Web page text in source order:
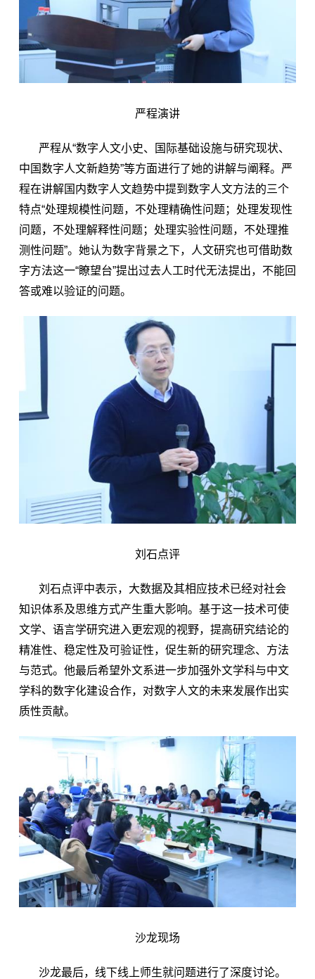
严程演讲
严程从“数字人文小史、国际基础设施与研究现状、
中国数字人文新趋势”等方面进行了她的讲解与阐释。严
程在讲解国内数字人文趋势中提到数字人文方法的三个
特点“处理规模性问题，不处理精确性问题；处理发现性
问题，不处理解释性问题；处理实验性问题，不处理推
测性问题”。她认为数字背景之下，人文研究也可借助数
字方法这一“瞭望台”提出过去人工时代无法提出，不能回
答或难以验证的问题。
刘石点评
刘石点评中表示，大数据及其相应技术已经对社会
知识体系及思维方式产生重大影响。基于这一技术可使
文学、语言学研究进入更宏观的视野，提高研究结论的
精准性、稳定性及可验证性，促生新的研究理念、方法
与范式。他最后希望外文系进一步加强外文学科与中文
学科的数字化建设合作，对数字人文的未来发展作出实
质性贡献。
沙龙现场
沙龙最后，线下线上师生就问题进行了深度讨论。